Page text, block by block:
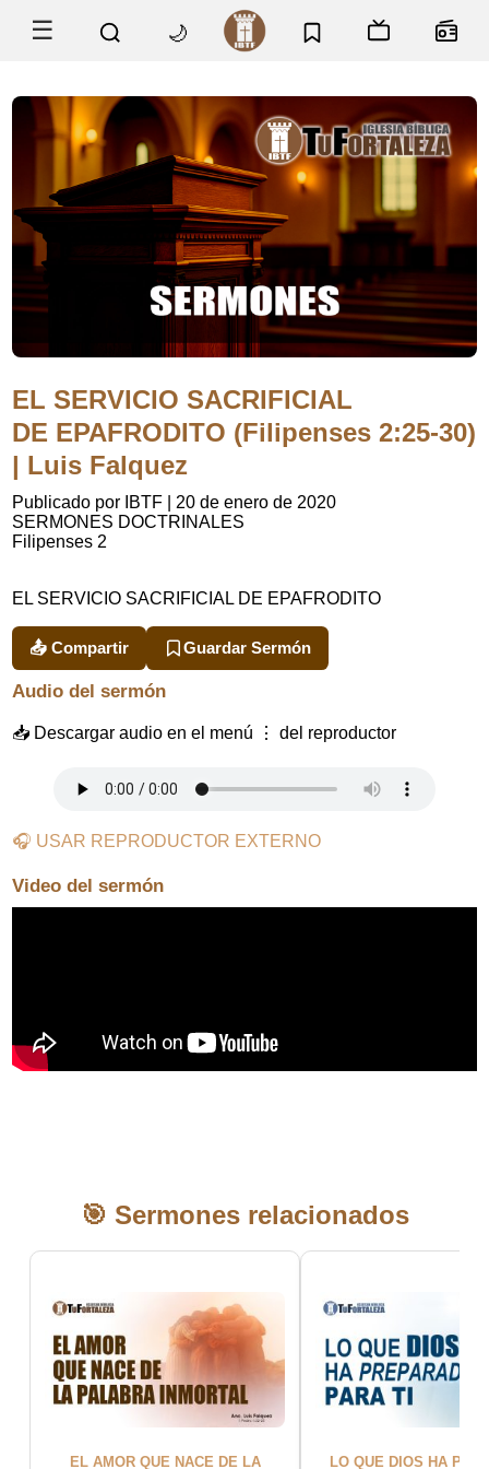
☰ 🌙
EL SERVICIO SACRIFICIAL
DE EPAFRODITO (Filipenses 2:25-30)
| Luis Falquez
Publicado por IBTF
20 de enero de 2020
SERMONES DOCTRINALES
Filipenses 2
EL SERVICIO SACRIFICIAL DE EPAFRODITO
📤 Compartir Guardar Sermón
Audio del sermón
📥 Descargar audio en el menú ⋮ del reproductor
🎧 USAR REPRODUCTOR EXTERNO
Video del sermón
🎯 Sermones relacionados
EL AMOR QUE NACE DE LA LO QUE DIOS HA